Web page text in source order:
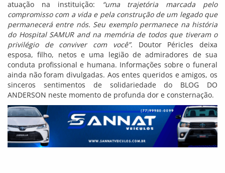
atuação na instituição:
“uma trajetória marcada pelo
compromisso com a vida e pela construção de um legado que
permanecerá entre nós. Seu exemplo permanece na história
do Hospital SAMUR and na memória de todos que tiveram o
privilégio de conviver com você”. Doutor Péricles deixa
esposa, filho, netos e uma legião de admiradores de sua
conduta profissional e humana. Informações sobre o funeral
ainda não foram divulgadas. Aos entes queridos e amigos, os
sinceros sentimentos de solidariedade do BLOG DO
ANDERSON neste momento de profunda dor e consternação.